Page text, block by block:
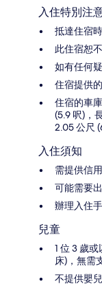
入住特別注
抵達住宿
此住宿恕
如有任何
住宿提供
住宿的車
(5.9 呎)，
2.05 公尺
入住須知
需提供信
可能需要
辦理入住
兒童
1 位 3 歲
床)，無需
不提供嬰